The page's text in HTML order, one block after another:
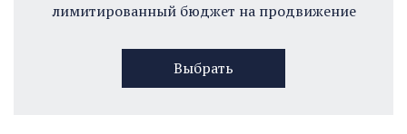
лимитированный бюджет на продвижение
Выбрать